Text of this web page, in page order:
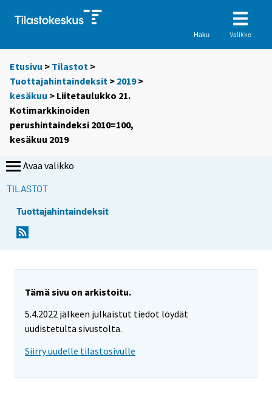
Haku Valikko
Etusivu > Tilastot >
Tuottajahintaindeksit > 2019>
kesäkuu > Liitetaulukko 21.
Kotimarkkinoiden
perushintaindeksi 2010=100,
kesäkuu 2019
Avaa valikko
TILASTOT
Tuottajahintaindeksit
Tämä sivu on arkistoitu.
5.4.2022 jälkeen julkaistut tiedot löydät
uudistetulta sivustolta.
Siirry uudelle tilastosivulle